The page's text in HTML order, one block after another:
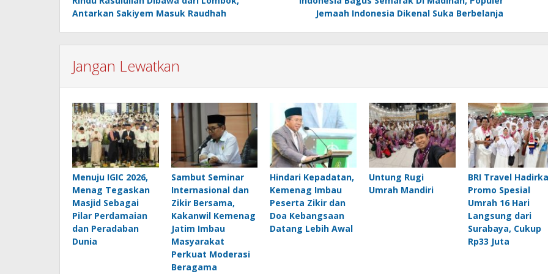
pos
Antarkan Sakiyem Masuk Raudhah
Jemaah Indonesia Dikenal Suka Berbelanja
Jangan Lewatkan
Menuju IGIC 2026,
Menag Tegaskan
Masjid Sebagai
Pilar Perdamaian
dan Peradaban
Dunia
Sambut Seminar
Internasional dan
Zikir Bersama,
Kakanwil Kemenag
Jatim Imbau
Masyarakat
Perkuat Moderasi
Beragama
Hindari Kepadatan,
Kemenag Imbau
Peserta Zikir dan
Doa Kebangsaan
Datang Lebih Awal
Untung Rugi
Umrah Mandiri
BRI Travel
Promo Spesial
Umrah 16 Hari
Langsung dari
Surabaya, Cukup
Rp33 Juta